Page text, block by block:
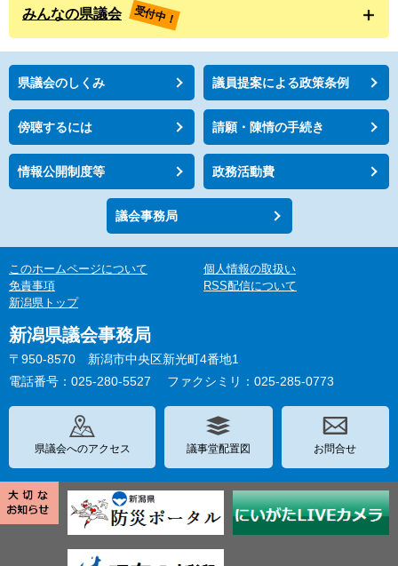
みんなの県議会 受付中！
県議会のしくみ 議員提案による政策条例
傍聴するには 請願・陳情の手続き
情報公開制度等 政務活動費
議会事務局
このホームページについて
個人情報の取扱い
免責事項
RSS配信について
新潟県トップ
新潟県議会事務局
〒950-8570 新潟市中央区新光町4番地1
電話番号：025-280-5527
ファクシミリ：025-285-0773
県議会へのアクセス 議事堂配置図 お問合せ